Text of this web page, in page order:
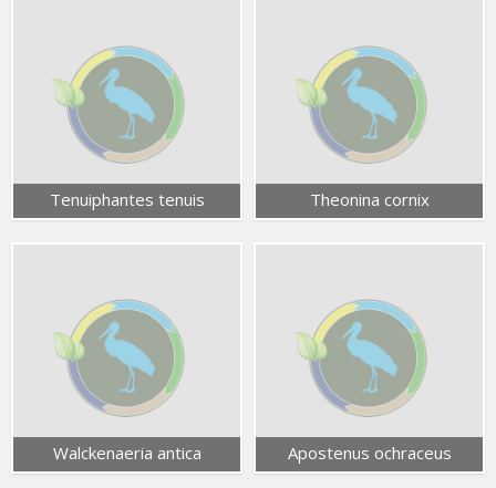
Tenuiphantes tenuis Theonina cornix
Walckenaeria antica Apostenus ochraceus